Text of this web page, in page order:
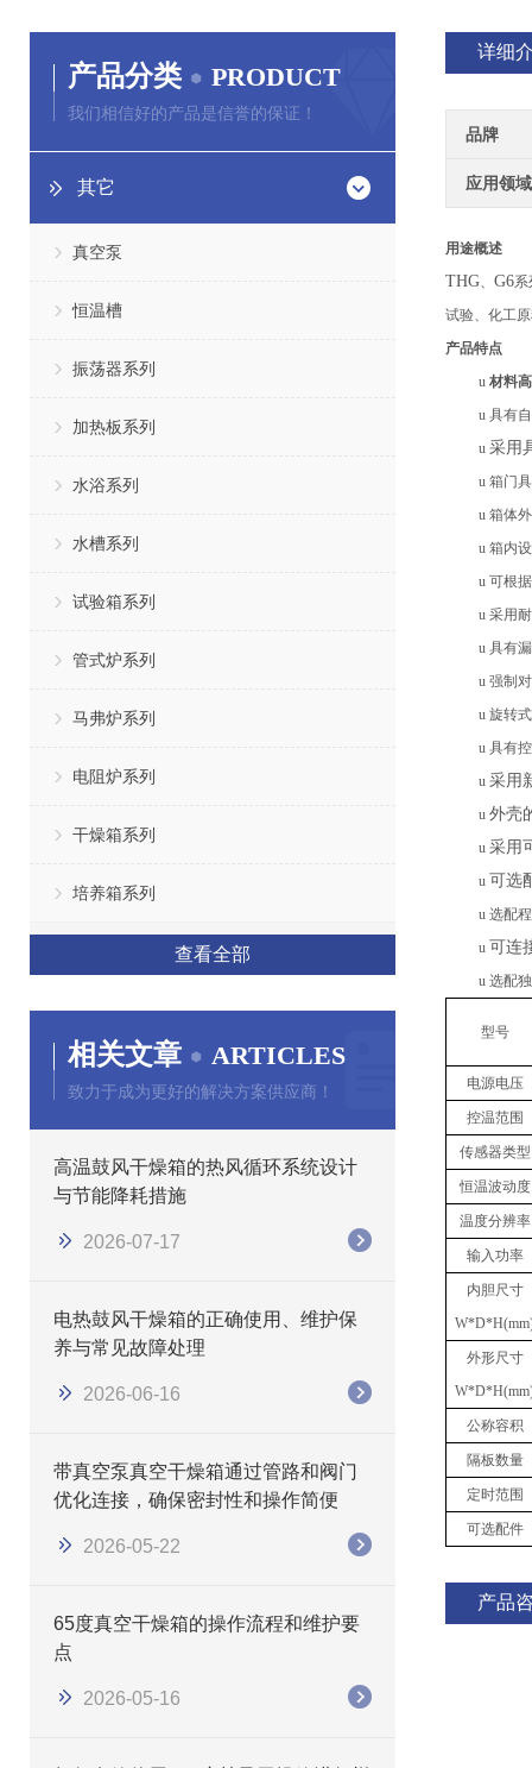
产品分类 PRODUCT
我们相信好的产品是信誉的保证！
其它
真空泵
恒温槽
振荡器系列
加热板系列
水浴系列
水槽系列
试验箱系列
管式炉系列
马弗炉系列
电阻炉系列
干燥箱系列
培养箱系列
查看全部
相关文章 ARTICLES
致力于成为更好的解决方案供应商！
高温鼓风干燥箱的热风循环系统设计
与节能降耗措施
2026-07-17
电热鼓风干燥箱的正确使用、维护保
养与常见故障处理
2026-06-16
带真空泵真空干燥箱通过管路和阀门
优化连接，确保密封性和操作简便
2026-05-22
65度真空干燥箱的操作流程和维护要
点
2026-05-16
详细
品牌
应用领域
用途概述
THG、 G6系
试验、化工
产品特点
u 材料
u 具有
u 采用
u 箱门
u 箱体
u 箱内
u 可根
u 采用
u 具有
u 强制
u 旋转
u 具有
u 采用
u 外壳
u 采用
u 可选
u 选配
u 可连
u 选配
型号
电源电压
控温范围
传感器类型
恒温波动度
温度分辨率
输入功率
内胆尺寸
外形尺寸
公称容积
隔板数量
定时范围
可选配件
产品